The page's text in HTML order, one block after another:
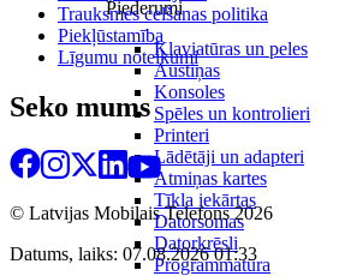
Piederumi
Klaviatūras un peles
Austiņas
Konsoles
Spēles un kontrolieri
Printeri
Lādētāji un adapteri
Atmiņas kartes
Tīkla iekārtas
Datorsomas
Datorkrēsli
Programmatūra
Trauksmes celšanas politika
Piekļūstamība
Līgumu noteikumi
Seko mums
© Latvijas Mobilais Telefons2026
Datums, laiks: 07.08.2026 01:33